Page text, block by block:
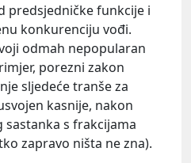
predsjedničke funkcije i
konkurenciju vođi.
odmah nepopularan
porezni zakon
sljedeće tranše za
kasnije, nakon
sastanka s frakcijama
zapravo ništa ne zna).